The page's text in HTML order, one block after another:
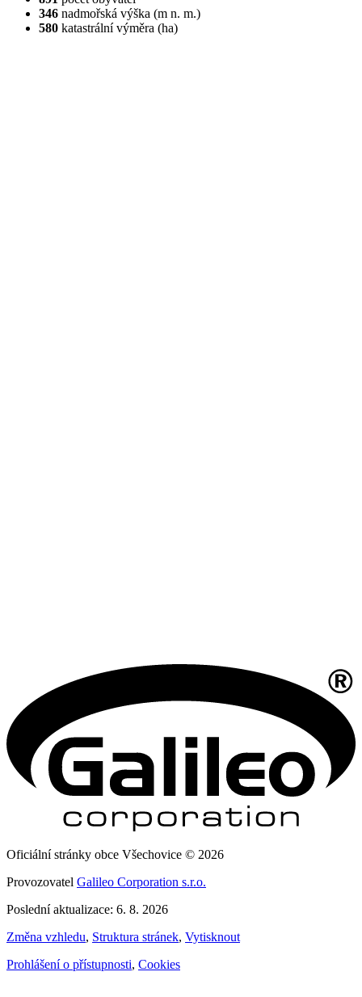
346 nadmořská výška (m n. m.)
580 katastrální výměra (ha)
Oficiální stránky obce Všechovice © 2026
Provozovatel Galileo Corporation s.r.o.
Poslední aktualizace: 6. 8. 2026
Změna vzhledu, Struktura stránek, Vytisknout
Prohlášení o přístupnosti, Cookies